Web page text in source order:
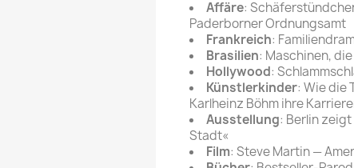
Affäre:
Paderborner Ordnungsamt
Frankreich:
Brasilien: Maschinen,
Hollywood:
Künstlerkinder: Wie die
Karlheinz Böhm ihre
Ausstellung: Berlin
Stadt«
Film: Steve Martin —